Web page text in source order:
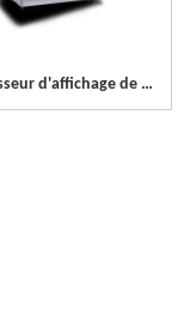
Refroidisseur d'affichage de porte en verre colorbond à 2 portes